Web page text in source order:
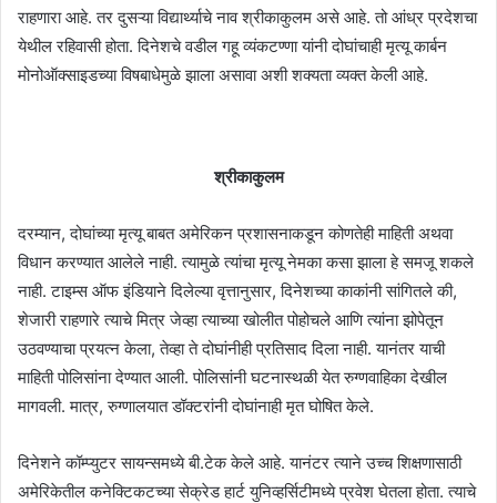
राहणारा आहे. तर दुसऱ्या विद्यार्थ्याचे नाव श्रीकाकुलम असे आहे. तो आंध्र प्रदेशचा
येथील रहिवासी होता. दिनेशचे वडील गहू व्यंकटण्णा यांनी दोघांचाही मृत्यू कार्बन
मोनोऑक्साइडच्या विषबाधेमुळे झाला असावा अशी शक्यता व्यक्त केली आहे.
श्रीकाकुलम
दरम्यान, दोघांच्या मृत्यू बाबत अमेरिकन प्रशासनाकडून कोणतेही माहिती अथवा
विधान करण्यात आलेले नाही. त्यामुळे त्यांचा मृत्यू नेमका कसा झाला हे समजू शकले
नाही. टाइम्स ऑफ इंडियाने दिलेल्या वृत्तानुसार, दिनेशच्या काकांनी सांगितले की,
शेजारी राहणारे त्याचे मित्र जेव्हा त्याच्या खोलीत पोहोचले आणि त्यांना झोपेतून
उठवण्याचा प्रयत्न केला, तेव्हा ते दोघांनीही प्रतिसाद दिला नाही. यानंतर याची
माहिती पोलिसांना देण्यात आली. पोलिसांनी घटनास्थळी येत रुग्णवाहिका देखील
मागवली. मात्र, रुग्णालयात डॉक्टरांनी दोघांनाही मृत घोषित केले.
दिनेशने कॉम्प्युटर सायन्समध्ये बी.टेक केले आहे. यानंटर त्याने उच्च शिक्षणासाठी
अमेरिकेतील कनेक्टिकटच्या सेक्रेड हार्ट युनिव्हर्सिटीमध्ये प्रवेश घेतला होता. त्याचे